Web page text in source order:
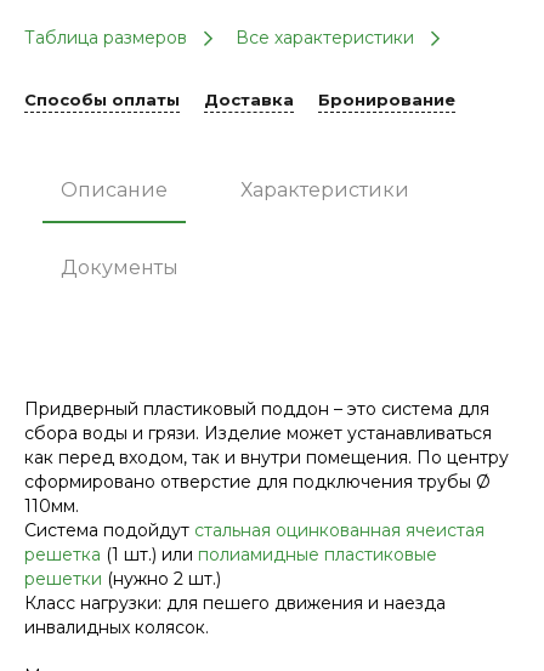
Таблица размеров Все характеристики
Способы оплаты Доставка Бронирование
Описание Характеристики
Документы
Придверный пластиковый поддон – это система для
сбора воды и грязи. Изделие может устанавливаться
как перед входом, так и внутри помещения. По центру
сформировано отверстие для подключения трубы Ø
110мм.
Система подойдут стальная оцинкованная ячеистая
решетка (1 шт.) или полиамидные пластиковые
решетки (нужно 2 шт.)
Класс нагрузки: для пешего движения и наезда
инвалидных колясок.